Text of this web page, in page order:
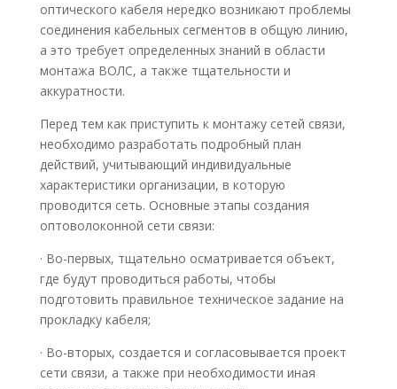
оптического кабеля нередко возникают проблемы
соединения кабельных сегментов в общую линию,
а это требует определенных знаний в области
монтажа ВОЛС, а также тщательности и
аккуратности.
Перед тем как приступить к монтажу сетей связи,
необходимо разработать подробный план
действий, учитывающий индивидуальные
характеристики организации, в которую
проводится сеть. Основные этапы создания
оптоволоконной сети связи:
· Во-первых, тщательно осматривается объект,
где будут проводиться работы, чтобы
подготовить правильное техническое задание на
прокладку кабеля;
· Во-вторых, создается и согласовывается проект
сети связи, а также при необходимости иная